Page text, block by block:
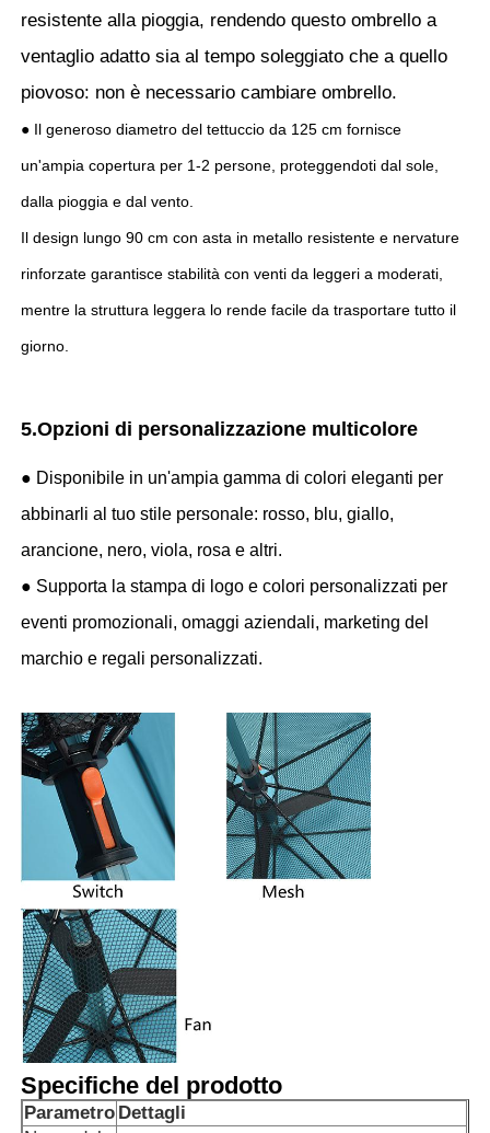
resistente alla pioggia, rendendo questo ombrello a
ventaglio adatto sia al tempo soleggiato che a quello
piovoso: non è necessario cambiare ombrello.
● Il generoso diametro del tettuccio da 125 cm fornisce
un'ampia copertura per 1-2 persone, proteggendoti dal sole,
dalla pioggia e dal vento.
Il design lungo 90 cm con asta in metallo resistente e nervature
rinforzate garantisce stabilità con venti da leggeri a moderati,
mentre la struttura leggera lo rende facile da trasportare tutto il
giorno.
5.Opzioni di personalizzazione multicolore
● Disponibile in un'ampia gamma di colori eleganti per
abbinarli al tuo stile personale: rosso, blu, giallo,
arancione, nero, viola, rosa e altri.
● Supporta la stampa di logo e colori personalizzati per
eventi promozionali, omaggi aziendali, marketing del
marchio e regali personalizzati.
Specifiche del prodotto
Parametro Dettagli